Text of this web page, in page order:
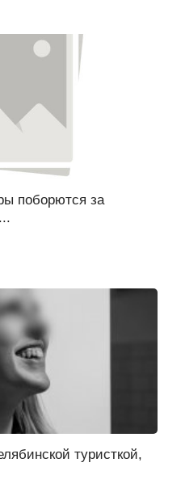
поборются за
туристкой,